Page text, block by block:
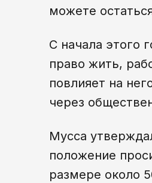
можете
С начала этого
право жить,
повлияет на
через
Мусса
положение
размере около